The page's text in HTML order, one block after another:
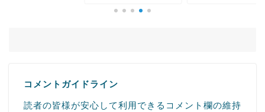
コメントガイドライン
読者の皆様が安心して利用できるコメント欄の維持